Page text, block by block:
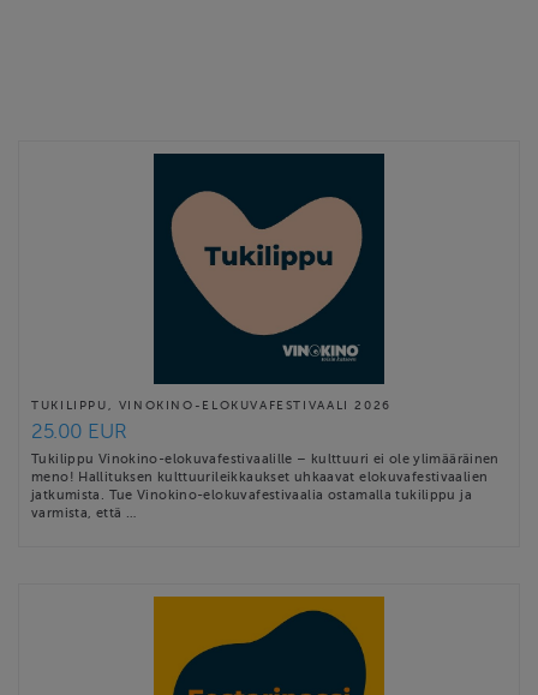
TUKILIPPU, VINOKINO-ELOKUVAFESTIVAALI 2026
25.00 EUR
Tukilippu Vinokino-elokuvafestivaalille – kulttuuri ei ole ylimääräinen
meno! Hallituksen kulttuurileikkaukset uhkaavat elokuvafestivaalien
jatkumista. Tue Vinokino-elokuvafestivaalia ostamalla tukilippu ja
varmista, että …